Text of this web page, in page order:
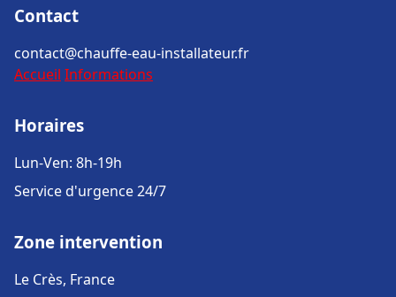
Contact
contact@chauffe-eau-installateur.fr
Accueil Informations
Horaires
Lun-Ven: 8h-19h
Service d'urgence 24/7
Zone intervention
Le Crès, France